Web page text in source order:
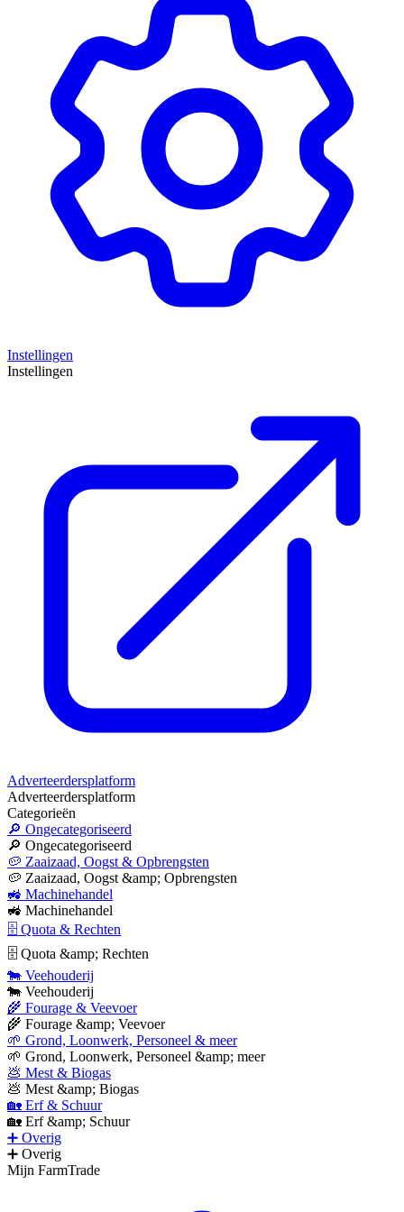
Instellingen
Instellingen
Adverteerdersplatform
Adverteerdersplatform
Categorieën
🔎 Ongecategoriseerd
🔎 Ongecategoriseerd
🥔 Zaaizaad, Oogst & Opbrengsten
🥔 Zaaizaad, Oogst &amp; Opbrengsten
🚜 Machinehandel
🚜 Machinehandel
🗄 Quota & Rechten
🗄 Quota &amp; Rechten
🐄 Veehouderij
🐄 Veehouderij
🌾 Fourage & Veevoer
🌾 Fourage &amp; Veevoer
🌱 Grond, Loonwerk, Personeel & meer
🌱 Grond, Loonwerk, Personeel &amp; meer
💩 Mest & Biogas
💩 Mest &amp; Biogas
🏡 Erf & Schuur
🏡 Erf &amp; Schuur
➕ Overig
➕ Overig
Mijn FarmTrade